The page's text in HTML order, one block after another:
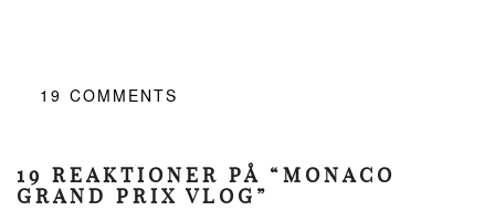
19 COMMENTS
19 REAKTIONER PÅ “MONACO
GRAND PRIX VLOG”